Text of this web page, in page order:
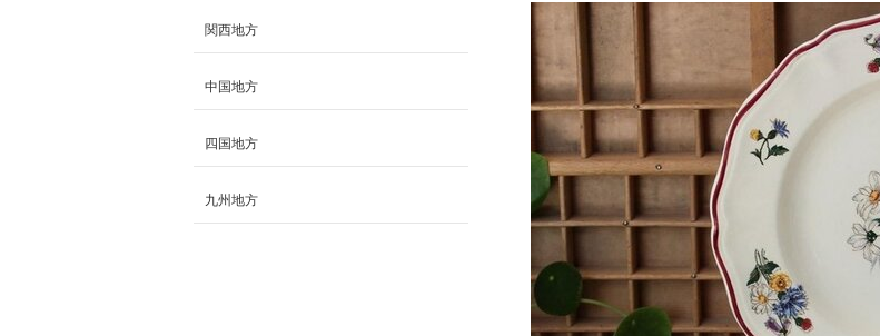
関西地方
中国地方
四国地方
九州地方